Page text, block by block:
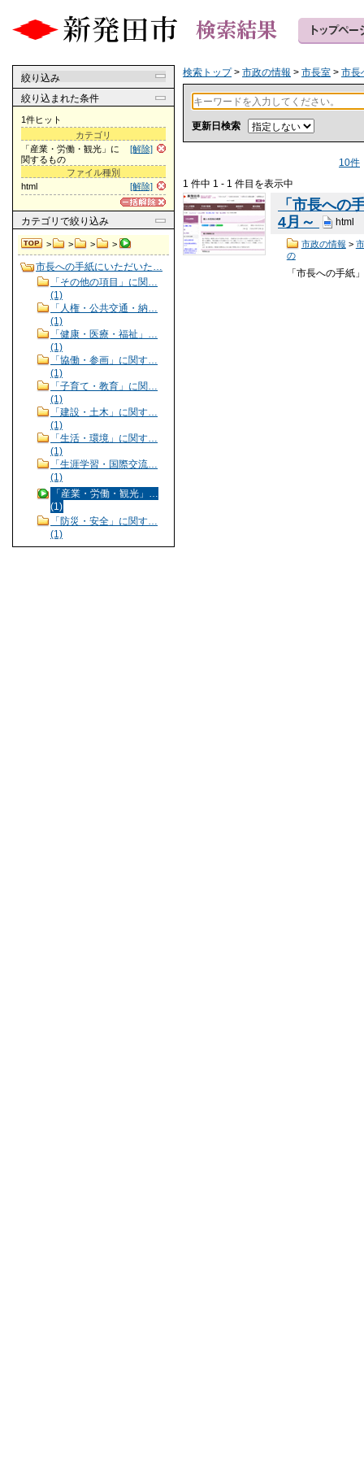
絞り込み
絞り込まれた条件
1件ヒット
カテゴリ
[解除]
「産業・労働・観光」に
関するもの
ファイル種別
[解除]
html
カテゴリ で絞り込み
> > > >
市長への手紙にいただいた…
「その他の項目」に関…
(1)
「人権・公共交通・納…
(1)
「健康・医療・福祉」…
(1)
「協働・参画」に関す…
(1)
「子育て・教育」に関…
(1)
「建設・土木」に関す…
(1)
「生活・環境」に関す…
(1)
「生涯学習・国際交流…
(1)
「産業・労働・観光」…
(1)
「防災・安全」に関す…
(1)
検索トップ> 市政の情報 > 市長室 > 市長
更新日検索
10件
1 件中 1 - 1 件目を表示中
「市長への
4月～
html
市政の情報 >
の
「市長への手